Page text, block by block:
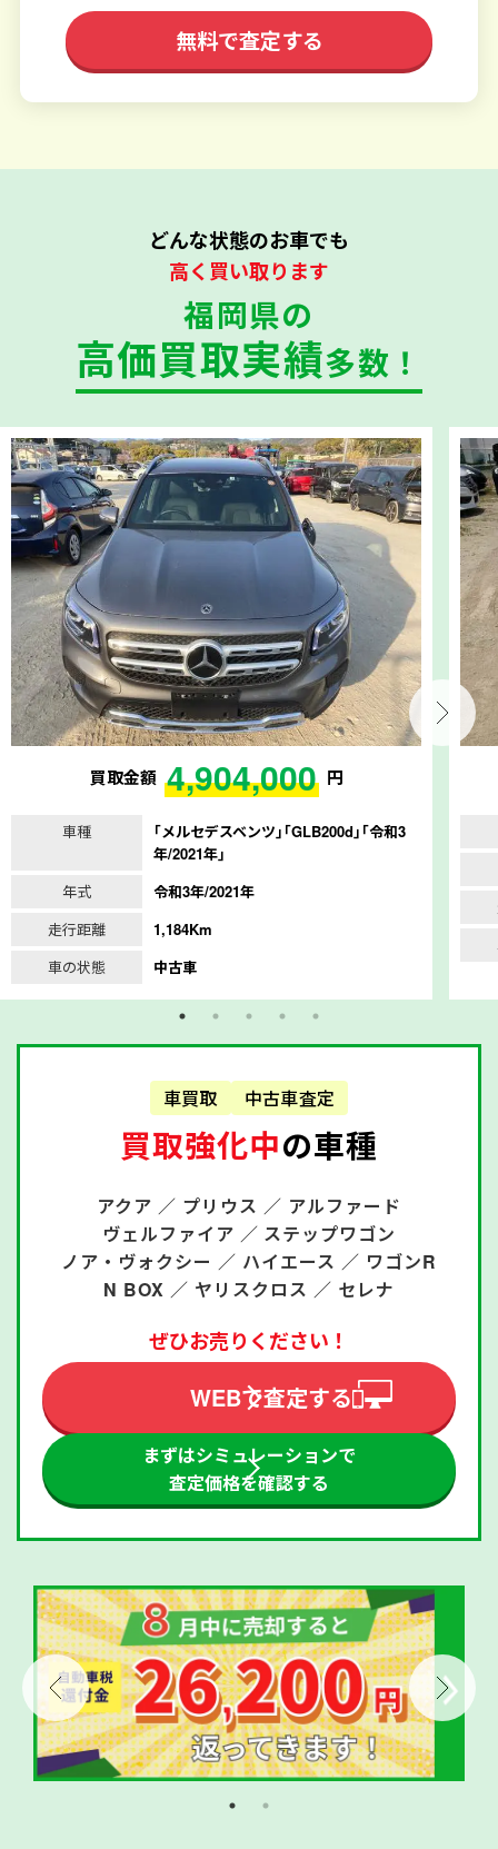
無料で査定する
どんな状態のお車でも
高く買い取ります
福岡県の
高価買取実績多数！
買取金額 4,904,000 円
車種
｢メルセデスベンツ｣｢GLB200d｣｢令和3
年/2021年｣
年式
令和3年/2021年
走行距離
1,184Km
車の状態
中古車
車買取 中古車査定
買取強化中の車種
アクア ／ プリウス ／ アルファード
ヴェルファイア ／ ステップワゴン
ノア・ヴォクシー ／ ハイエース ／ ワゴンR
N BOX ／ ヤリスクロス ／ セレナ
ぜひお売りください！
WEBで査定する
まずはシミュレーションで
査定価格を確認する